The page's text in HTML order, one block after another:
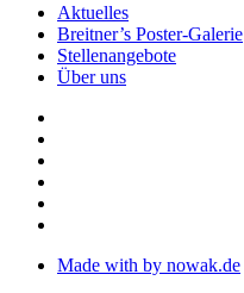
Aktuelles
Breitner’s Poster-Galerie
Stellenangebote
Über uns
Made with by nowak.de